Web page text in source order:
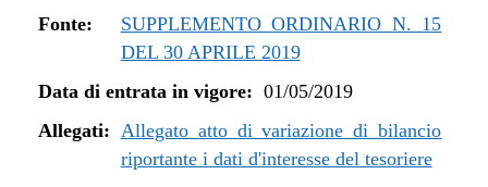
dal 01/01/2020 al 01/07/2020
dal 07/11/2019 al 31/12/2019
dal 01/05/2019 al 10/07/2019
Fonte:
SUPPLEMENTO ORDINARIO N. 15
DEL 30 APRILE 2019
Data di entrata in vigore: 01/05/2019
Allegati: Allegato atto di variazione di bilancio
riportante i dati d'interesse del tesoriere